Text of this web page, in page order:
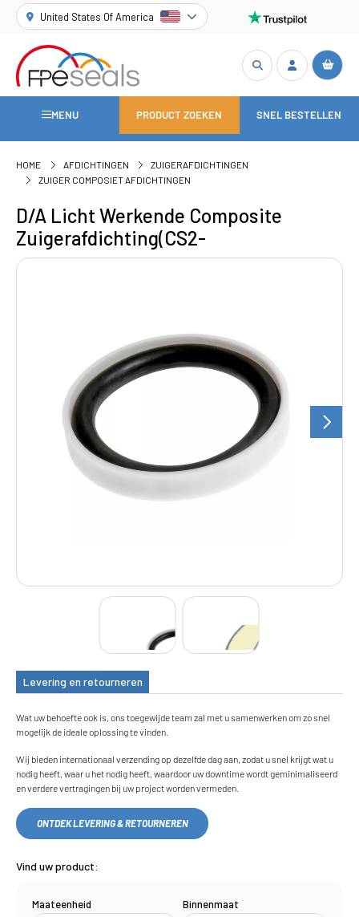
United States Of America
MENU PRODUCT ZOEKEN SNEL BESTELLEN
HOME AFDICHTINGEN
ZUIGERAFDICHTINGEN
ZUIGER COMPOSIET AFDICHTINGEN
D/A Licht Werkende Composite
Zuigerafdichting(CS2-
Levering en retourneren
Wat uw behoefte ook is, ons toegewijde team zal met u samenwerken om zo snel
mogelijk de ideale oplossing te vinden.
Wij bieden internationaal verzending op dezelfde dag aan, zodat u snel krijgt wat u
nodig heeft, waar u het nodig heeft, waardoor uw downtime wordt geminimaliseerd
en verdere vertragingen bij uw project worden vermeden.
ONTDEK LEVERING & RETOURNEREN
Vind uw product:
Maateenheid Binnenmaat